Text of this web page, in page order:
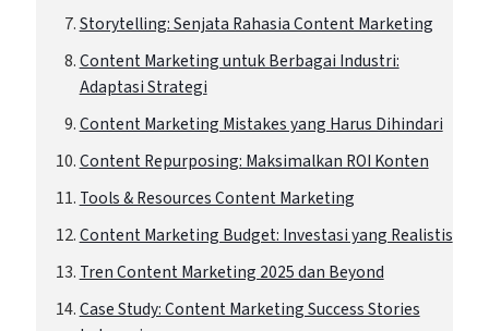
Storytelling: Senjata Rahasia Content Marketing
Content Marketing untuk Berbagai Industri:
Adaptasi Strategi
Content Marketing Mistakes yang Harus Dihindari
Content Repurposing: Maksimalkan ROI Konten
Tools & Resources Content Marketing
Content Marketing Budget: Investasi yang Realistis
Tren Content Marketing 2025 dan Beyond
Case Study: Content Marketing Success Stories